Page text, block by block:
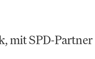
mit SPD-Partner